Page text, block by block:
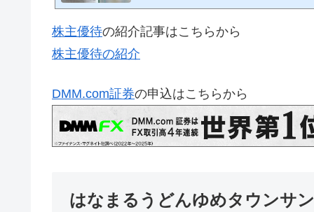
てよくなりますねこの3000円分の食事券と申込書
送すれば缶飯4缶セットと交換してくれるそうで
といけないです。株主優待の紹介記事...
株主優待の紹介記事はこちらから
株主優待の紹介
DMM.com証券の申込はこちらから
はなまるうどんゆめタウンサ